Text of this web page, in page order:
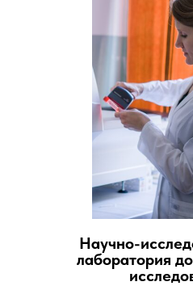
Научно-
лаборатория